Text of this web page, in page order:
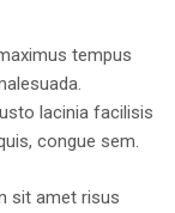
tempus
lacinia facilisis
congue sem.
sit amet risus